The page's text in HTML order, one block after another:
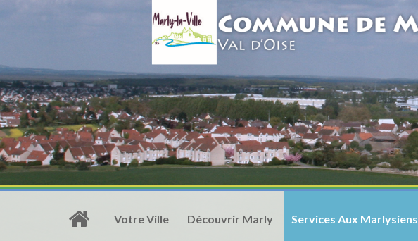
Votre Ville Découvrir Marly Services Aux Marlysiens